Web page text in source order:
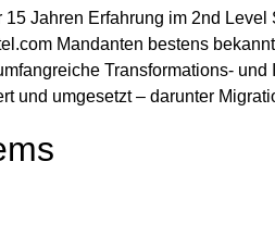
Jahren Erfahrung im 2nd
Mandanten bestens
Transformations-
und umgesetzt – darunter